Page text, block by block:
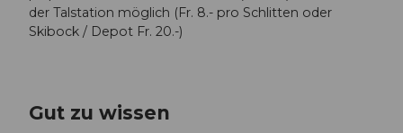
der Talstation möglich (Fr. 8.- pro Schlitten oder
Skibock / Depot Fr. 20.-)
Gut zu wissen